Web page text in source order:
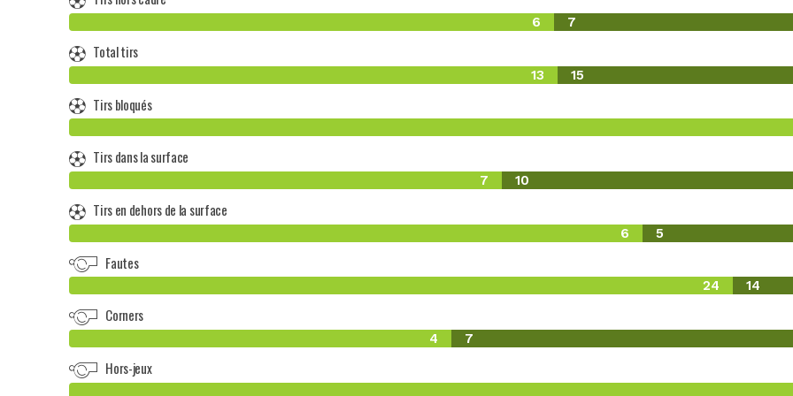
6 7
Total tirs
13 15
Tirs bloqués
Tirs dans la surface
7 10
Tirs en dehors de la surface
6 5
Fautes
24 14
Corners
4 7
Hors-jeux